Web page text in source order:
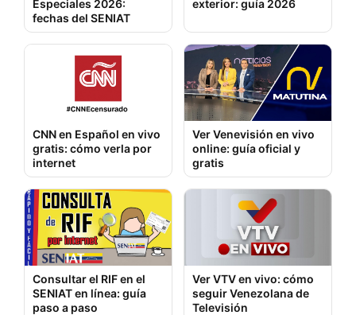
Especiales 2026:
fechas del SENIAT
exterior: guía 2026
CNN en Español en vivo
gratis: cómo verla por
internet
Ver Venevisión en vivo
online: guía oficial y
gratis
Consultar el RIF en el
SENIAT en línea: guía
paso a paso
Ver VTV en vivo: cómo
seguir Venezolana de
Televisión